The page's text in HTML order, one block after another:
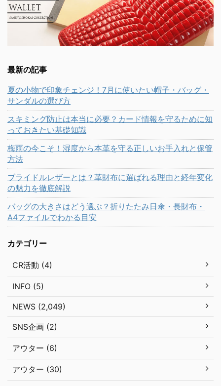
最新の記事
夏の小物で印象チェンジ！7月に使いたい帽子・バッグ・
サンダルの選び方
スキミング防止は本当に必要？カード情報を守るために知
っておきたい基礎知識
梅雨の今こそ！湿度から本革を守る正しいお手入れと保管
方法
ブライドルレザーとは？革財布に選ばれる理由と経年変化
の魅力を徹底解説
バッグの大きさはどう選ぶ？折りたたみ日傘・長財布・
A4ファイルでわかる目安
カテゴリー
CR活動 (4)
INFO (5)
NEWS (2,049)
SNS企画 (2)
アウター (6)
アウター (30)